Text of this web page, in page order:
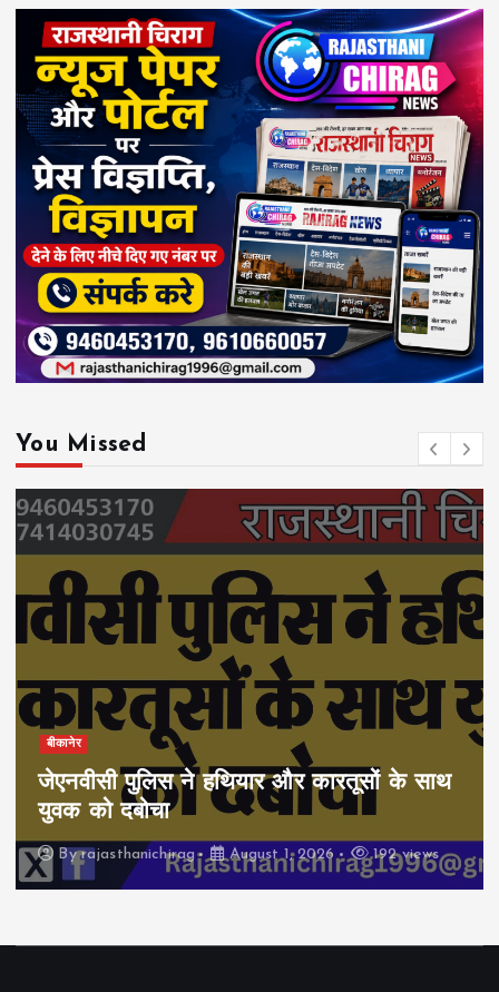
You Missed
बीकानेर
जेएनवीसी पुलिस ने हथियार और कारतूसों के साथ
युवक को दबोचा
Byrajasthanichirag August 1, 2026 192 views